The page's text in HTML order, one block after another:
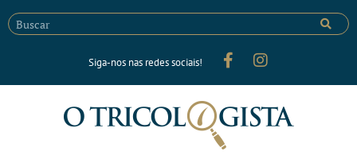
Siga-nos nas redes sociais!